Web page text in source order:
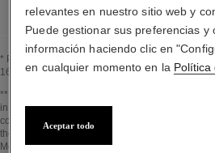
* Proporción de ingredientes y derivados
16128
Volver al título↩
** Estimation calculated in October 2023 using
in 2013 and in compliance with ISO 14067.
cosmetic ingredients and packaging
the product (if relevant to the product) and end of
Methodology verified by Bureau Veritas.
relevantes en nuestro sitio web y
Puede gestionar sus preferencias y
información haciendo clic en
en cualquier momento en la Política
Aceptar todo